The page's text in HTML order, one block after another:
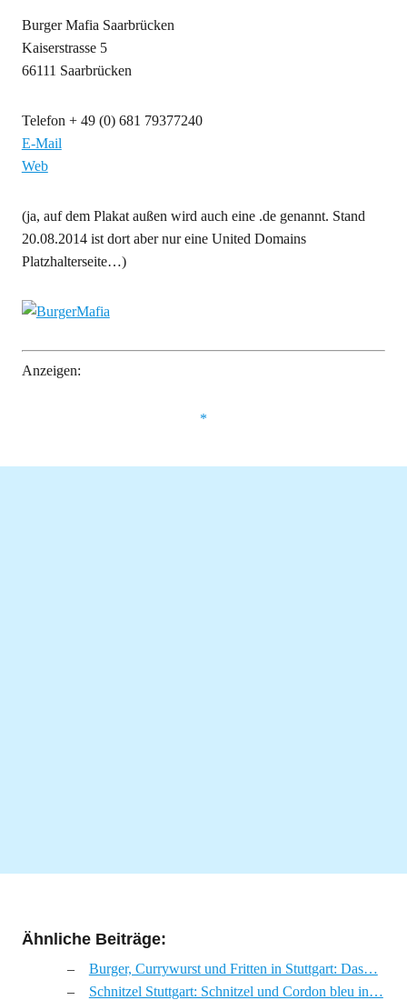
Burger Mafia Saarbrücken
Kaiserstrasse 5
66111 Saarbrücken
Telefon + 49 (0) 681 79377240
E-Mail
Web
(ja, auf dem Plakat außen wird auch eine .de genannt. Stand
20.08.2014 ist dort aber nur eine United Domains
Platzhalterseite…)
Anzeigen:
Ähnliche Beiträge:
Burger, Currywurst und Fritten in Stuttgart: Das…
Schnitzel Stuttgart: Schnitzel und Cordon bleu in…